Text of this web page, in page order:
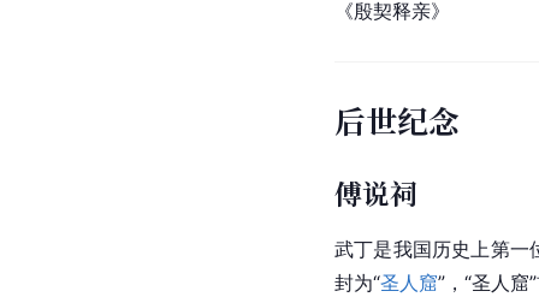
《殷契释亲》
后世纪念
傅说祠
武丁是我国历史上第一
封为“圣人窟”，“圣人窟